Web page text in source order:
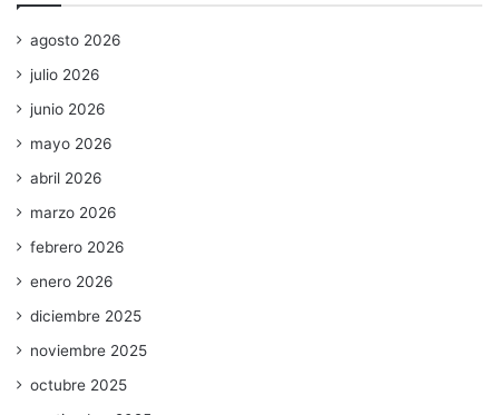
agosto 2026
julio 2026
junio 2026
mayo 2026
abril 2026
marzo 2026
febrero 2026
enero 2026
diciembre 2025
noviembre 2025
octubre 2025